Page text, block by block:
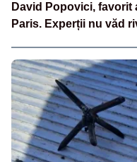
David Popovici, favorit
Paris. Experții nu văd